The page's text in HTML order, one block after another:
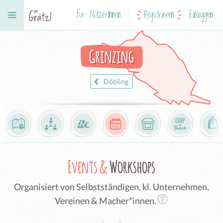
Für NutzerInnen Registrieren Einloggen
Grinzing
Döbling
Events &Workshops
Organisiert von Selbstständigen, kl. Unternehmen,
Vereinen & Macher*innen.